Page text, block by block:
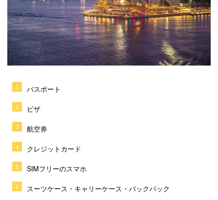
パスポート
ビザ
航空券
クレジットカード
SIMフリーのスマホ
スーツケース・キャリーケース・バックパック